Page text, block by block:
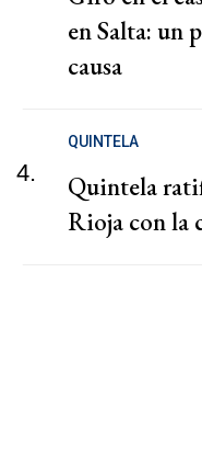
en Salta: un
causa
4.
QUINTELA
Quintela
Rioja con la